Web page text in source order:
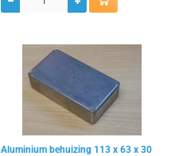
Aluminium behuizing 113 x 63 x 30